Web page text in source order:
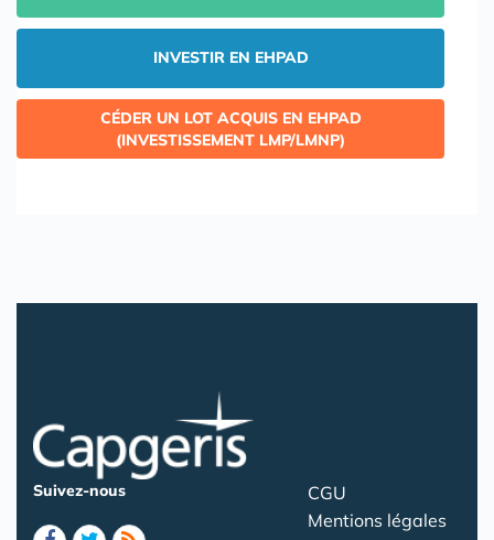
INVESTIR EN EHPAD
CÉDER UN LOT ACQUIS EN EHPAD
(INVESTISSEMENT LMP/LMNP)
Suivez-nous
CGU
Mentions légales